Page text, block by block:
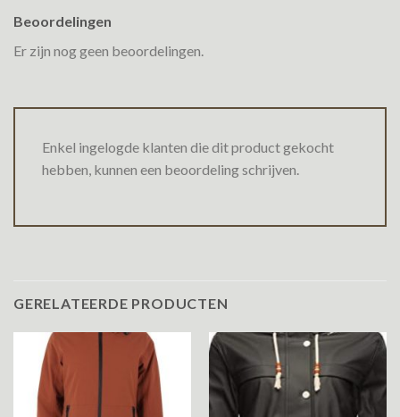
Beoordelingen
Er zijn nog geen beoordelingen.
Enkel ingelogde klanten die dit product gekocht
hebben, kunnen een beoordeling schrijven.
GERELATEERDE PRODUCTEN